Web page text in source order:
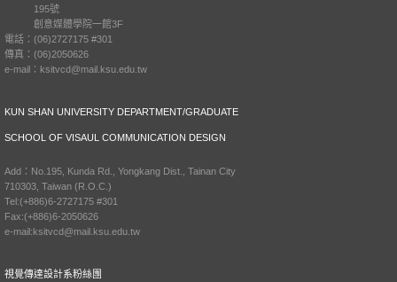
195號
創意媒體學院一館3F
電話：(06)2727175 #301
傳真：(06)2050626
e-mail：ksitvcd@mail.ksu.edu.tw
KUN SHAN UNIVERSITY DEPARTMENT/GRADUATE
SCHOOL OF VISAUL COMMUNICATION DESIGN
Add：No.195, Kunda Rd., Yongkang Dist., Tainan City
710303, Taiwan (R.O.C.)
Tel:(+886)6-2727175 #301
Fax:(+886)6-2050626
e-mail:ksitvcd@mail.ksu.edu.tw
視覺傳達設計系粉絲團